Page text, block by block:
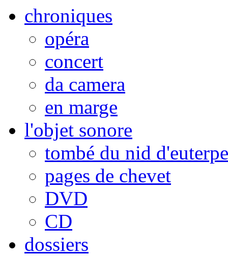
chroniques
opéra
concert
da camera
en marge
l'objet sonore
tombé du nid d'euterpe
pages de chevet
DVD
CD
dossiers